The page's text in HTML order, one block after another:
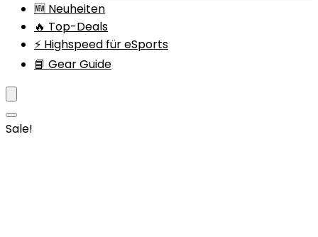
🆕 Neuheiten
🔥 Top-Deals
⚡ Highspeed für eSports
📘 Gear Guide
Sale!